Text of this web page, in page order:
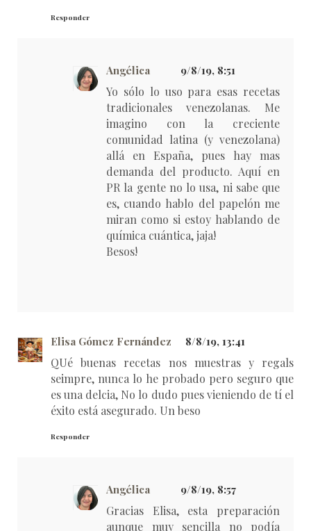
Responder
Angélica 9/8/19, 8:51
Yo sólo lo uso para esas recetas
tradicionales venezolanas. Me
imagino con la creciente
comunidad latina (y venezolana)
allá en España, pues hay mas
demanda del producto. Aquí en
PR la gente no lo usa, ni sabe que
es, cuando hablo del papelón me
miran como si estoy hablando de
química cuántica, jaja!
Besos!
Elisa Gómez Fernández 8/8/19, 13:41
QUé buenas recetas nos muestras y regals
seimpre, nunca lo he probado pero seguro que
es una delcia, No lo dudo pues vieniendo de tí el
éxito está asegurado. Un beso
Responder
Angélica 9/8/19, 8:57
Gracias Elisa, esta preparación
aunque muy sencilla no podía